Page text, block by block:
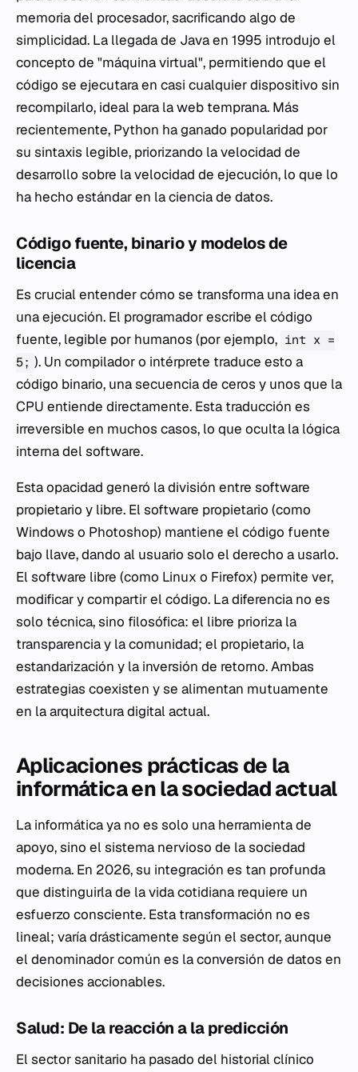
memoria del procesador, sacrificando algo de
simplicidad. La llegada de Java en 1995 introdujo el
concepto de "máquina virtual", permitiendo que el
código se ejecutara en casi cualquier dispositivo sin
recompilarlo, ideal para la web temprana. Más
recientemente, Python ha ganado popularidad por
su sintaxis legible, priorizando la velocidad de
desarrollo sobre la velocidad de ejecución, lo que lo
ha hecho estándar en la ciencia de datos.
Código fuente, binario y modelos de
licencia
Es crucial entender cómo se transforma una idea en
una ejecución. El programador escribe elcódigo
fuente, legible por humanos (por ejemplo, int x =
5; ). Un compilador o intérprete traduce esto a
código binario, una secuencia de ceros y unos que la
CPU entiende directamente. Esta traducción es
irreversible en muchos casos, lo que oculta la lógica
interna del software.
Esta opacidad generó la división entre software
propietario y libre. El software propietario (como
Windows o Photoshop) mantiene el código fuente
bajo llave, dando al usuario solo el derecho a usarlo.
El software libre (como Linux o Firefox) permite ver,
modificar y compartir el código. La diferencia no es
solo técnica, sino filosófica: el libre prioriza la
transparencia y la comunidad; el propietario, la
estandarización y la inversión de retorno. Ambas
estrategias coexisten y se alimentan mutuamente
en la arquitectura digital actual.
Aplicaciones prácticas de la
informática en la sociedad actual
La informática ya no es solo una herramienta de
apoyo, sino el sistema nervioso de la sociedad
moderna. En 2026, su integración es tan profunda
que distinguirla de la vida cotidiana requiere un
esfuerzo consciente. Esta transformación no es
lineal; varía drásticamente según el sector, aunque
el denominador común es la conversión de datos en
decisiones accionables.
Salud: De la reacción a la predicción
El sector sanitario ha pasado del historial clínico